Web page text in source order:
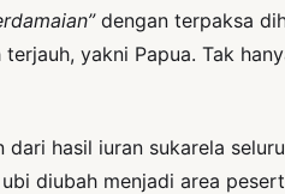
dengan terpaksa
yakni Papua. Tak
hasil iuran sukarela
diubah menjadi area